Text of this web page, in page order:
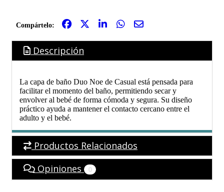
Compártelo:
Descripción
La capa de baño Duo Noe de Casual está pensada para
facilitar el momento del baño, permitiendo secar y
envolver al bebé de forma cómoda y segura. Su diseño
práctico ayuda a mantener el contacto cercano entre el
adulto y el bebé.
Productos Relacionados
Opiniones
0